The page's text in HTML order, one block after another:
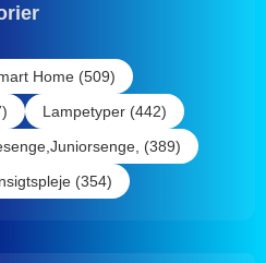
Home (509)
Lampetyper (442)
(389)
(354)